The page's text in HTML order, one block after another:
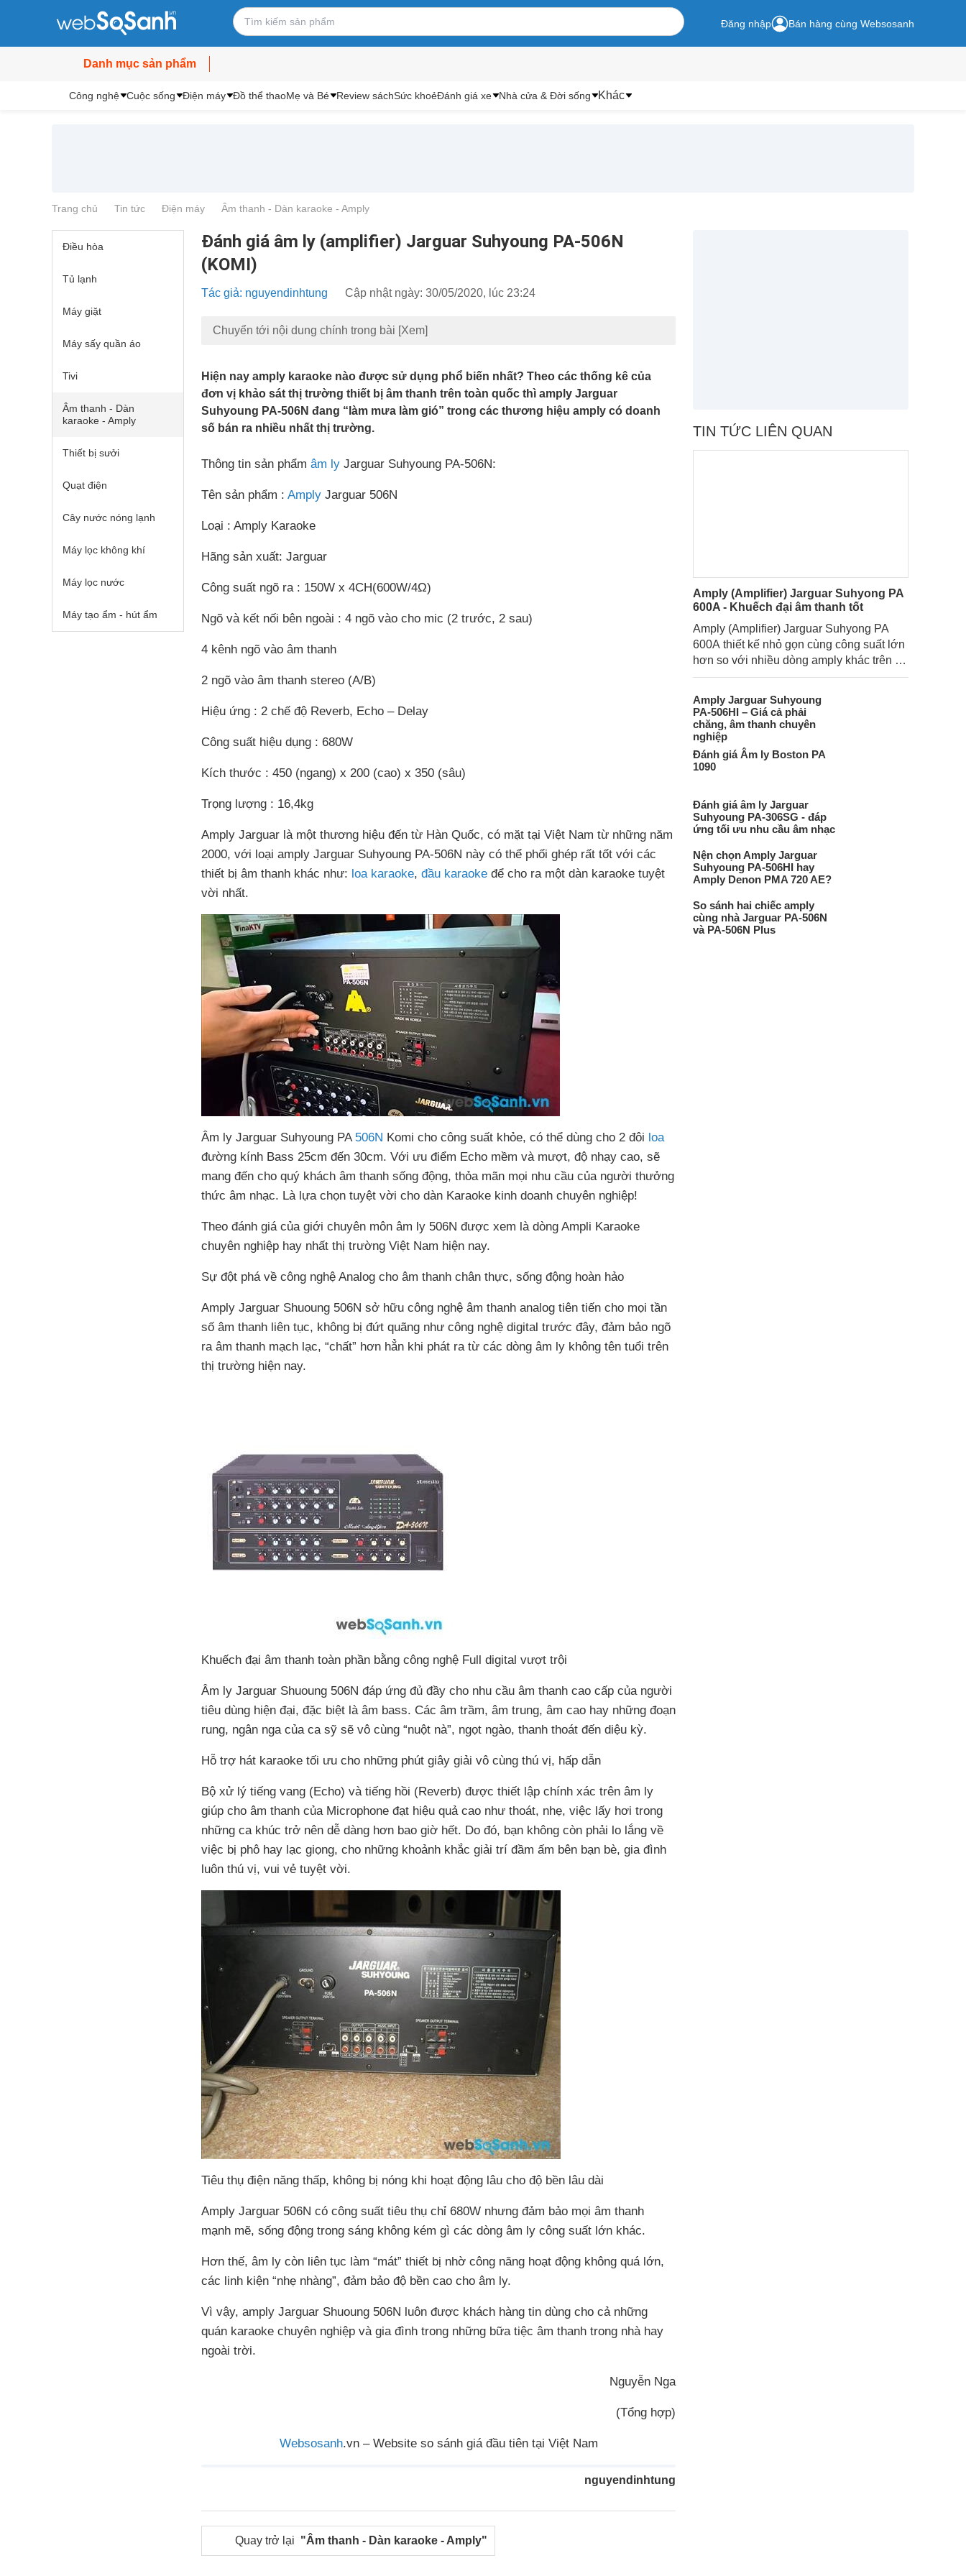
Đăng nhập Bán hàng cùng Websosanh
Danh mục sản phẩm
Công nghệ Cuộc sống Điện máy Đồ thể thaoMẹ và Bé Review sáchSức khoẻĐánh giá xe Nhà cửa & Đời sống Khác
Trang chủ Tin tức Điện máy Âm thanh - Dàn karaoke - Amply
Điều hòa
Tủ lạnh
Máy giặt
Máy sấy quần áo
Tivi
Âm thanh - Dàn
karaoke - Amply
Thiết bị sưởi
Quạt điện
Cây nước nóng lạnh
Máy lọc không khí
Máy lọc nước
Máy tạo ẩm - hút ẩm
Đánh giá âm ly (amplifier) Jarguar Suhyoung PA-506N
(KOMI)
Tác giả: nguyendinhtung Cập nhật ngày: 30/05/2020, lúc 23:24
Chuyển tới nội dung chính trong bài [Xem]
Hiện nay amply karaoke nào được sử dụng phổ biến nhất? Theo các thống kê của
đơn vị khảo sát thị trường thiết bị âm thanh trên toàn quốc thì amply Jarguar
Suhyoung PA-506N đang “làm mưa làm gió” trong các thương hiệu amply có doanh
số bán ra nhiều nhất thị trường.
Thông tin sản phẩm âm ly Jarguar Suhyoung PA-506N:
Tên sản phẩm : Amply Jarguar 506N
Loại : Amply Karaoke
Hãng sản xuất: Jarguar
Công suất ngõ ra : 150W x 4CH(600W/4Ω)
Ngõ và kết nối bên ngoài : 4 ngõ vào cho mic (2 trước, 2 sau)
4 kênh ngõ vào âm thanh
2 ngõ vào âm thanh stereo (A/B)
Hiệu ứng : 2 chế độ Reverb, Echo – Delay
Công suất hiệu dụng : 680W
Kích thước : 450 (ngang) x 200 (cao) x 350 (sâu)
Trọng lượng : 16,4kg
Amply Jarguar là một thương hiệu đến từ Hàn Quốc, có mặt tại Việt Nam từ những năm
2000, với loại amply Jarguar Suhyoung PA-506N này có thể phối ghép rất tốt với các
thiết bị âm thanh khác như: loa karaoke, đầu karaoke để cho ra một dàn karaoke tuyệt
vời nhất.
Âm ly Jarguar Suhyoung PA 506N Komi cho công suất khỏe, có thể dùng cho 2 đôi loa
đường kính Bass 25cm đến 30cm. Với ưu điểm Echo mềm và mượt, độ nhạy cao, sẽ
mang đến cho quý khách âm thanh sống động, thỏa mãn mọi nhu cầu của người thưởng
thức âm nhạc. Là lựa chọn tuyệt vời cho dàn Karaoke kinh doanh chuyên nghiệp!
Theo đánh giá của giới chuyên môn âm ly 506N được xem là dòng Ampli Karaoke
chuyên nghiệp hay nhất thị trường Việt Nam hiện nay.
Sự đột phá về công nghệ Analog cho âm thanh chân thực, sống động hoàn hảo
Amply Jarguar Shuoung 506N sở hữu công nghệ âm thanh analog tiên tiến cho mọi tần
số âm thanh liên tục, không bị đứt quãng như công nghệ digital trước đây, đảm bảo ngõ
ra âm thanh mạch lạc, “chất” hơn hẳn khi phát ra từ các dòng âm ly không tên tuổi trên
thị trường hiện nay.
Khuếch đại âm thanh toàn phần bằng công nghệ Full digital vượt trội
Âm ly Jarguar Shuoung 506N đáp ứng đủ đầy cho nhu cầu âm thanh cao cấp của người
tiêu dùng hiện đại, đặc biệt là âm bass. Các âm trầm, âm trung, âm cao hay những đoạn
rung, ngân nga của ca sỹ sẽ vô cùng “nuột nà”, ngọt ngào, thanh thoát đến diệu kỳ.
Hỗ trợ hát karaoke tối ưu cho những phút giây giải vô cùng thú vị, hấp dẫn
Bộ xử lý tiếng vang (Echo) và tiếng hồi (Reverb) được thiết lập chính xác trên âm ly
giúp cho âm thanh của Microphone đạt hiệu quả cao như thoát, nhẹ, việc lấy hơi trong
những ca khúc trở nên dễ dàng hơn bao giờ hết. Do đó, bạn không còn phải lo lắng về
việc bị phô hay lạc giọng, cho những khoảnh khắc giải trí đầm ấm bên bạn bè, gia đình
luôn thú vị, vui vẻ tuyệt vời.
Tiêu thụ điện năng thấp, không bị nóng khi hoạt động lâu cho độ bền lâu dài
Amply Jarguar 506N có công suất tiêu thụ chỉ 680W nhưng đảm bảo mọi âm thanh
mạnh mẽ, sống động trong sáng không kém gì các dòng âm ly công suất lớn khác.
Hơn thế, âm ly còn liên tục làm “mát” thiết bị nhờ công năng hoạt động không quá lớn,
các linh kiện “nhẹ nhàng”, đảm bảo độ bền cao cho âm ly.
Vì vậy, amply Jarguar Shuoung 506N luôn được khách hàng tin dùng cho cả những
quán karaoke chuyên nghiệp và gia đình trong những bữa tiệc âm thanh trong nhà hay
ngoài trời.
Nguyễn Nga
(Tổng hợp)
Websosanh.vn – Website so sánh giá đầu tiên tại Việt Nam
nguyendinhtung
Quay trở lại "Âm thanh - Dàn karaoke - Amply"
TIN TỨC LIÊN QUAN
Amply (Amplifier) Jarguar Suhyong PA
600A - Khuếch đại âm thanh tốt
Amply (Amplifier) Jarguar Suhyong PA
600A thiết kế nhỏ gọn cùng công suất lớn
hơn so với nhiều dòng amply khác trên thị
trường mang lại âm thanh sống động từng
Amply Jarguar Suhyoung
PA-506HI – Giá cả phải
chăng, âm thanh chuyên
nghiệp
Đánh giá Âm ly Boston PA
1090
Đánh giá âm ly Jarguar
Suhyoung PA-306SG - đáp
ứng tối ưu nhu cầu âm nhạc
Nện chọn Amply Jarguar
Suhyoung PA-506HI hay
Amply Denon PMA 720 AE?
So sánh hai chiếc amply
cùng nhà Jarguar PA-506N
và PA-506N Plus